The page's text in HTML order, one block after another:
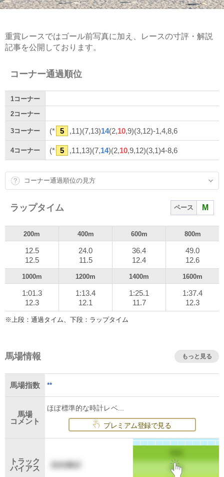
重賞レースではゴール前写真に加え、レースの寸評・解説
記事を公開しております。
コーナー通過順位
1コーナー
2コーナー
3コーナー (* 5 ,11)(7,13)14(2,10,9)(3,12)-1,4,8,6
4コーナー (* 5 ,11,13)(7,14)(2,10,9,12)(3,1)4-8,6
コーナー通過順位の見方
ラップタイム ペース M
200m 400m 600m 800m
12.5
12.5
24.0
11.5
36.4
12.4
49.0
12.6
1000m 1200m 1400m 1600m
1:01.3
12.3
1:13.4
12.1
1:25.1
11.7
1:37.4
12.3
※上段：通過タイム、下段：ラップタイム
馬場情報 もっと見る
馬場指数 **
馬場
コメント
ほぼ標準的な時計レベ...
プレミアム登録で見る
トラック
バイアス